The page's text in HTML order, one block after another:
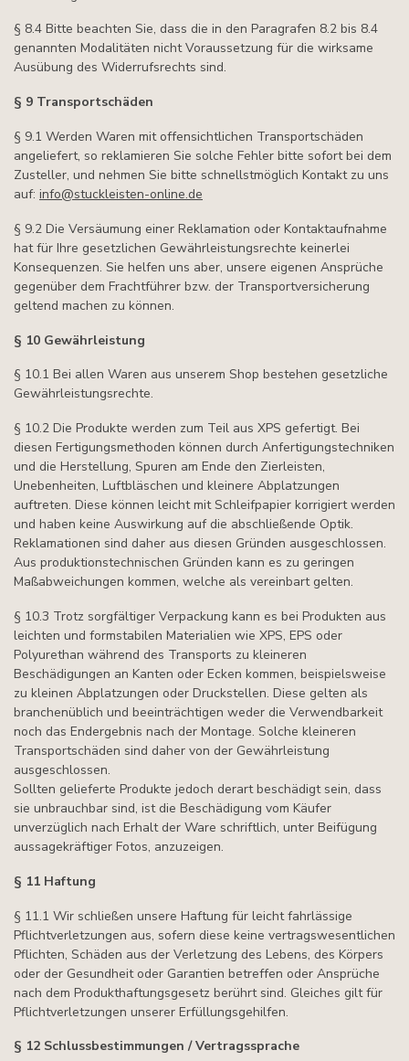
§ 8.4 Bitte beachten Sie, dass die in den Paragrafen 8.2 bis 8.4
genannten Modalitäten nicht Voraussetzung für die wirksame
Ausübung des Widerrufsrechts sind.
§ 9 Transportschäden
§ 9.1 Werden Waren mit offensichtlichen Transportschäden
angeliefert, so reklamieren Sie solche Fehler bitte sofort bei dem
Zusteller, und nehmen Sie bitte schnellstmöglich Kontakt zu uns
auf: info@stuckleisten-online.de
§ 9.2 Die Versäumung einer Reklamation oder Kontaktaufnahme
hat für Ihre gesetzlichen Gewährleistungsrechte keinerlei
Konsequenzen. Sie helfen uns aber, unsere eigenen Ansprüche
gegenüber dem Frachtführer bzw. der Transportversicherung
geltend machen zu können.
§ 10 Gewährleistung
§ 10.1 Bei allen Waren aus unserem Shop bestehen gesetzliche
Gewährleistungsrechte.
§ 10.2 Die Produkte werden zum Teil aus XPS gefertigt. Bei
diesen Fertigungsmethoden können durch Anfertigungstechniken
und die Herstellung, Spuren am Ende den Zierleisten,
Unebenheiten, Luftbläschen und kleinere Abplatzungen
auftreten. Diese können leicht mit Schleifpapier korrigiert werden
und haben keine Auswirkung auf die abschließende Optik.
Reklamationen sind daher aus diesen Gründen ausgeschlossen.
Aus produktionstechnischen Gründen kann es zu geringen
Maßabweichungen kommen, welche als vereinbart gelten.
§ 10.3 Trotz sorgfältiger Verpackung kann es bei Produkten aus
leichten und formstabilen Materialien wie XPS, EPS oder
Polyurethan während des Transports zu kleineren
Beschädigungen an Kanten oder Ecken kommen, beispielsweise
zu kleinen Abplatzungen oder Druckstellen. Diese gelten als
branchenüblich und beeinträchtigen weder die Verwendbarkeit
noch das Endergebnis nach der Montage. Solche kleineren
Transportschäden sind daher von der Gewährleistung
ausgeschlossen.
Sollten gelieferte Produkte jedoch derart beschädigt sein, dass
sie unbrauchbar sind, ist die Beschädigung vom Käufer
unverzüglich nach Erhalt der Ware schriftlich, unter Beifügung
aussagekräftiger Fotos, anzuzeigen.
§ 11 Haftung
§ 11.1 Wir schließen unsere Haftung für leicht fahrlässige
Pflichtverletzungen aus, sofern diese keine vertragswesentlichen
Pflichten, Schäden aus der Verletzung des Lebens, des Körpers
oder der Gesundheit oder Garantien betreffen oder Ansprüche
nach dem Produkthaftungsgesetz berührt sind. Gleiches gilt für
Pflichtverletzungen unserer Erfüllungsgehilfen.
§ 12 Schlussbestimmungen / Vertragssprache